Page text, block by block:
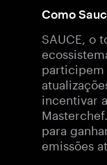
Como
SAUCE, o
participem
incentivar
para
emissões